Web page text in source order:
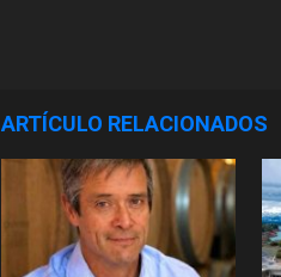
ARTÍCULO RELACIONADOS